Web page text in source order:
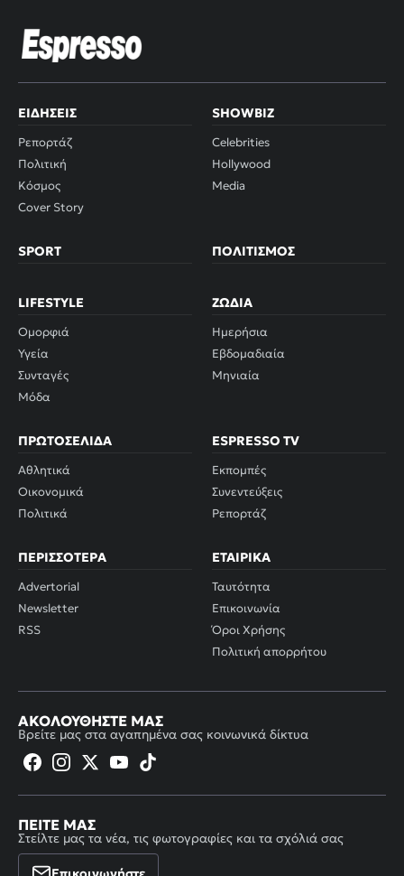
ΕΙΔΉΣΕΙΣ
Ρεπορτάζ
Πολιτική
Κόσμος
Cover Story
SHOWBIZ
Celebrities
Hollywood
Media
SPORT ΠΟΛΙΤΙΣΜΌΣ
LIFESTYLE
Ομορφιά
Υγεία
Συνταγές
Μόδα
ΖΏΔΙΑ
Ημερήσια
Εβδομαδιαία
Μηνιαία
ΠΡΩΤΟΣΈΛΙΔΑ
Αθλητικά
Οικονομικά
Πολιτικά
ESPRESSO TV
Εκπομπές
Συνεντεύξεις
Ρεπορτάζ
ΠΕΡΙΣΣΌΤΕΡΑ
Advertorial
Newsletter
RSS
ΕΤΑΙΡΙΚΆ
Ταυτότητα
Επικοινωνία
Όροι Χρήσης
Πολιτική απορρήτου
ΑΚΟΛΟΥΘΉΣΤΕ ΜΑΣ
Βρείτε μας στα αγαπημένα σας κοινωνικά δίκτυα
ΠΕΊΤΕ ΜΑΣ
Στείλτε μας τα νέα, τις φωτογραφίες και τα σχόλιά σας